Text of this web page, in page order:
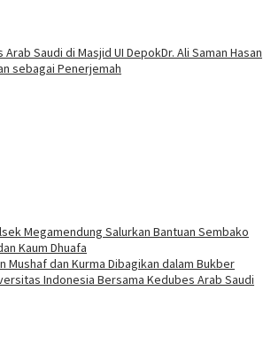
Saudi di Masjid UI DepokDr. Ali Saman Hasan
sebagai Penerjemah
Megamendung Salurkan Bantuan Sembako
Kaum Dhuafa
Mushaf dan Kurma Dibagikan dalam Bukber
Indonesia Bersama Kedubes Arab Saudi